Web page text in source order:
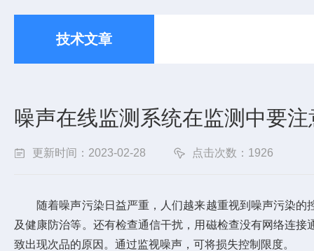
技术文章
噪声在线监测系统在监测中要
更新时间：2023-02-28 点击次数：1926
随着噪声污染日益严重，人们越来越重视到噪声污染的
及健康防治等。还有检查通信干扰，用磁检查没有网络连
致出现次品的原因。通过监视噪声，可将损失控制限度。